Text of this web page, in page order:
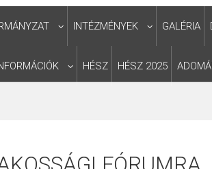
INTÉZMÉNYEK GALÉRIA
HÉSZ HÉSZ 2025